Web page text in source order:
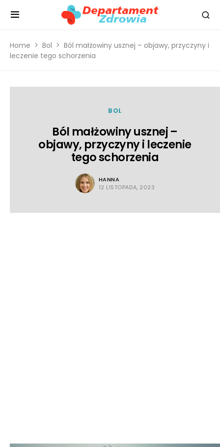
Home Bol
Ból małżowiny usznej – objawy, przyczyny i
leczenie tego schorzenia
BOL
Ból małżowiny usznej –
objawy, przyczyny i leczenie
tego schorzenia
HANNA
12 LISTOPADA, 2023